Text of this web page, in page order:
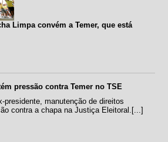
Limpa convém a Temer, que está
pressão contra Temer no TSE
presidente, manutenção de direitos
contra a chapa na Justiça Eleitoral.[...]